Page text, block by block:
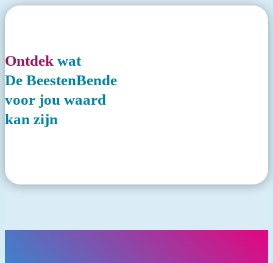
Ontdek wat
De BeestenBende
voor jou waard
kan zijn